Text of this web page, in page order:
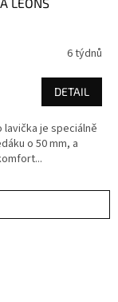
6 týdnů
DETAIL
je speciálně
o 50 mm, a